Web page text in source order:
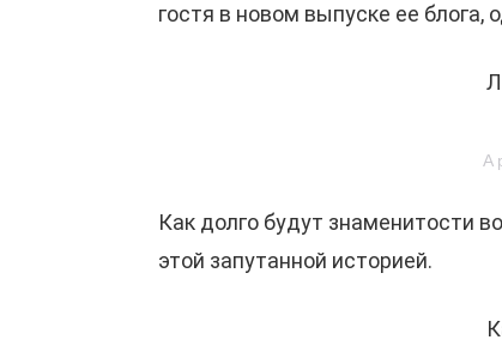
гостя в новом выпуске ее блога,
A
Как долго будут знаменитости
этой запутанной историей.